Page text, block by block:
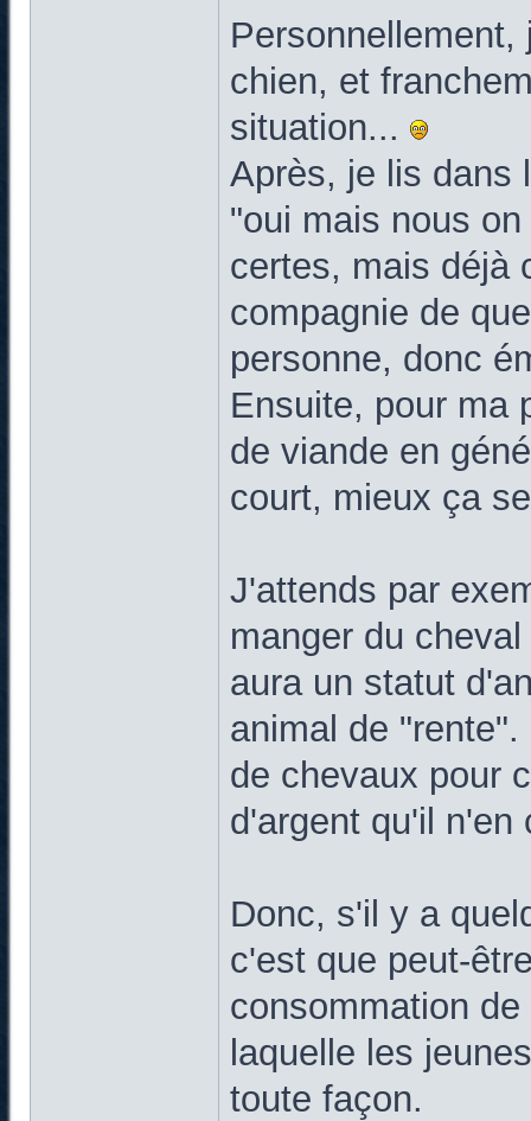
chien, et
situation...
Après, je lis dans
"oui mais nous
certes, mais déjà
compagnie de
personne, donc
Ensuite, pour ma
de viande en
court, mieux ça
J'attends par
manger du
aura un statut
animal de
de chevaux pour
d'argent qu'il
Donc, s'il y a
c'est que peut-
consommation
laquelle les
toute façon.